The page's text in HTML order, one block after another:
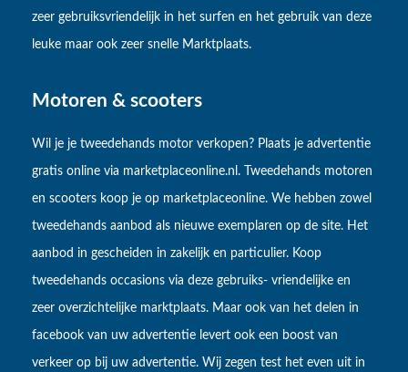
zeer gebruiksvriendelijk in het surfen en het gebruik van deze
leuke maar ook zeer snelle Marktplaats.
Motoren & scooters
Wil je je tweedehands motor verkopen? Plaats je advertentie
gratis online via marketplaceonline.nl. Tweedehands motoren
en scooters koop je op marketplaceonline. We hebben zowel
tweedehands aanbod als nieuwe exemplaren op de site. Het
aanbod in gescheiden in zakelijk en particulier. Koop
tweedehands occasions via deze gebruiks- vriendelijke en
zeer overzichtelijke marktplaats. Maar ook van het delen in
facebook van uw advertentie levert ook een boost van
verkeer op bij uw advertentie. Wij zegen test het even uit in